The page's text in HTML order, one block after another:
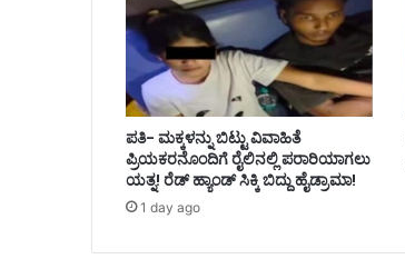
ಪತಿ- ಮಕ್ಕಳನ್ನು ಬಿಟ್ಟು ವಿವಾಹಿತೆ
ಪ್ರಿಯಕರನೊಂದಿಗೆ ರೈಲಿನಲ್ಲಿ ಪರಾರಿಯಾಗಲು
ಯತ್ನ! ರೆಡ್ ಹ್ಯಾಂಡ್ ಸಿಕ್ಕಿ ಬಿದ್ದು ಹೈಡ್ರಾಮಾ!
1 day ago